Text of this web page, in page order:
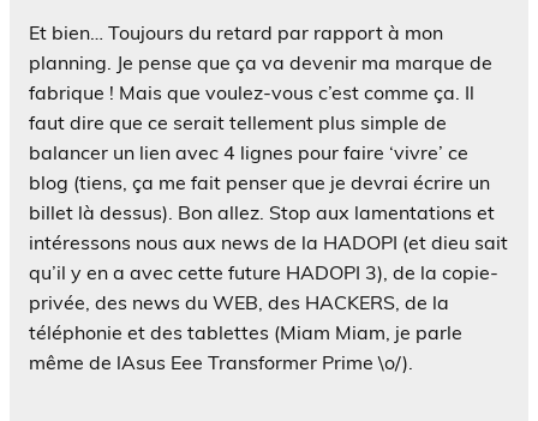
Et bien… Toujours du retard par rapport à mon
planning. Je pense que ça va devenir ma marque de
fabrique ! Mais que voulez-vous c’est comme ça. Il
faut dire que ce serait tellement plus simple de
balancer un lien avec 4 lignes pour faire ‘vivre’ ce
blog (tiens, ça me fait penser que je devrai écrire un
billet là dessus). Bon allez. Stop aux lamentations et
intéressons nous aux news de la HADOPI (et dieu sait
qu’il y en a avec cette future HADOPI 3), de la copie-
privée, des news du WEB, des HACKERS, de la
téléphonie et des tablettes (Miam Miam, je parle
même de lAsus Eee Transformer Prime \o/).